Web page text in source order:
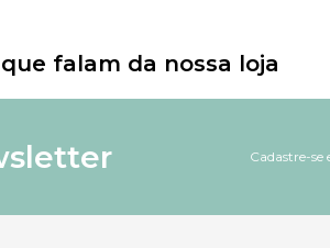
falam da nossa loja
Cadastre-se